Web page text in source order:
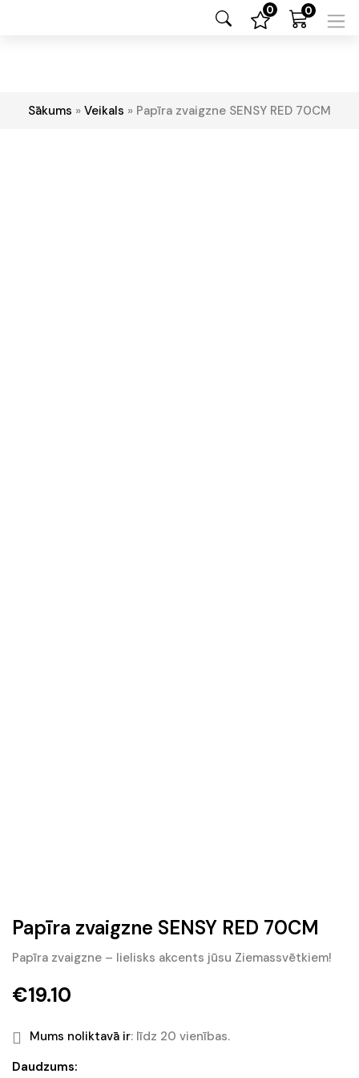
0 0
Sākums » Veikals » Papīra zvaigzne SENSY RED 70CM
Papīra zvaigzne SENSY RED 70CM
Papīra zvaigzne – lielisks akcents jūsu Ziemassvētkiem!
€19.10
Mums noliktavā ir: līdz 20 vienības.
Papīra
Daudzums: